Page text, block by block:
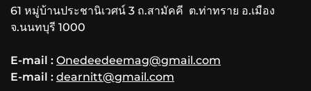
61 หมู่บ้านประชานิเวศน์ 3 ถ.สามัคคี ต.ท่าทราย อ.เมือง
จ.นนทบุรี 1000
E-mail : Onedeedeemag@gmail.com
E-mail : dearnitt@gmail.com